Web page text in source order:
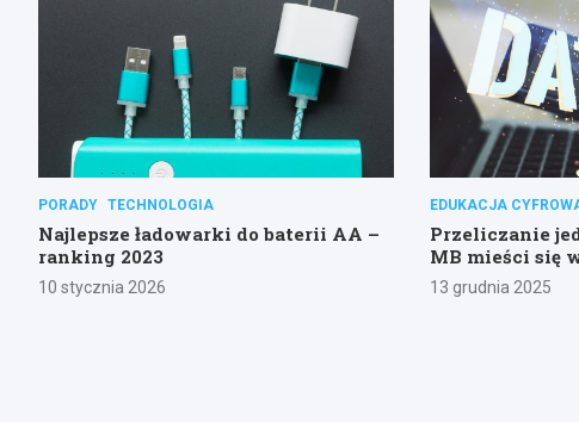
PORADY TECHNOLOGIA
Najlepsze ładowarki do baterii AA –
ranking 2023
10 stycznia 2026
EDUKACJA
Przeliczanie
MB mieści się
13 grudnia 2025